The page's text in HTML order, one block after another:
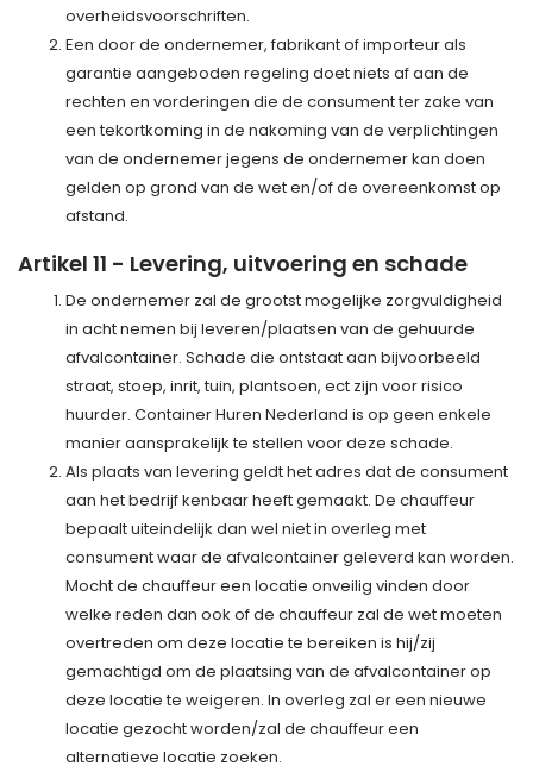
overheidsvoorschriften.
Een door de ondernemer, fabrikant of importeur als
garantie aangeboden regeling doet niets af aan de
rechten en vorderingen die de consument ter zake van
een tekortkoming in de nakoming van de verplichtingen
van de ondernemer jegens de ondernemer kan doen
gelden op grond van de wet en/of de overeenkomst op
afstand.
Artikel 11 - Levering, uitvoering en schade
De ondernemer zal de grootst mogelijke zorgvuldigheid
in acht nemen bij leveren/plaatsen van de gehuurde
afvalcontainer. Schade die ontstaat aan bijvoorbeeld
straat, stoep, inrit, tuin, plantsoen, ect zijn voor risico
huurder. Container Huren Nederland is op geen enkele
manier aansprakelijk te stellen voor deze schade.
Als plaats van levering geldt het adres dat de consument
aan het bedrijf kenbaar heeft gemaakt. De chauffeur
bepaalt uiteindelijk dan wel niet in overleg met
consument waar de afvalcontainer geleverd kan worden.
Mocht de chauffeur een locatie onveilig vinden door
welke reden dan ook of de chauffeur zal de wet moeten
overtreden om deze locatie te bereiken is hij/zij
gemachtigd om de plaatsing van de afvalcontainer op
deze locatie te weigeren. In overleg zal er een nieuwe
locatie gezocht worden/zal de chauffeur een
alternatieve locatie zoeken.